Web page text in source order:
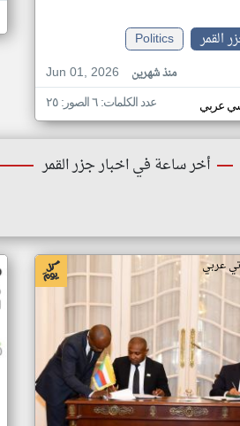
القمر
Politics
Jun 01, 2026
منذ شهرين
عربي عدد الكلمات: ٦ الصور: ٢٥
أخر ساعة في اخبار جزر القمر
تي عربي